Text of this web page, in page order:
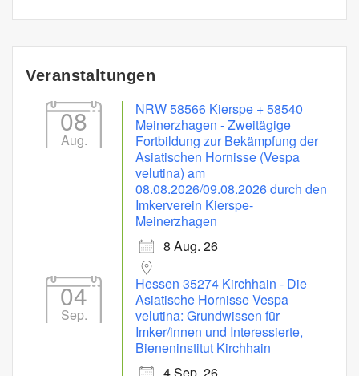
Veranstaltungen
08
Aug.
NRW 58566 Kierspe + 58540
Meinerzhagen - Zweitägige
Fortbildung zur Bekämpfung der
Asiatischen Hornisse (Vespa
velutina) am
08.08.2026/09.08.2026 durch den
Imkerverein Kierspe-
Meinerzhagen
8 Aug. 26
04
Sep.
Hessen 35274 Kirchhain - Die
Asiatische Hornisse Vespa
velutina: Grundwissen für
Imker/innen und Interessierte,
Bieneninstitut Kirchhain
4 Sep. 26